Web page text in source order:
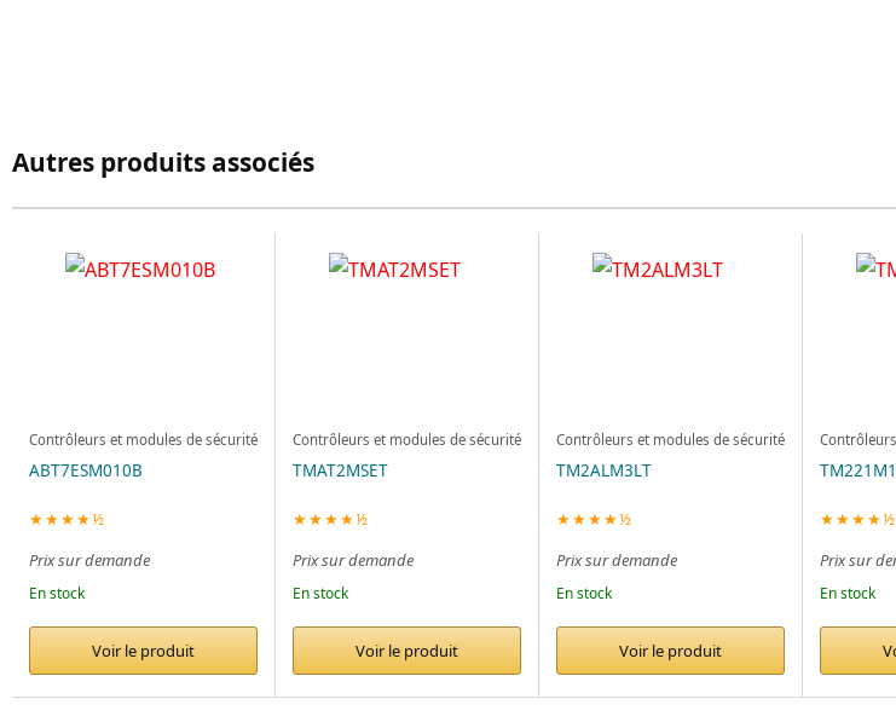
Autres produits associés
Contrôleurs et modules de sécurité
ABT7ESM010B
★★★★½
Prix sur demande
En stock
Voir le produit
Contrôleurs et modules de sécurité
TMAT2MSET
★★★★½
Prix sur demande
En stock
Voir le produit
Contrôleurs et modules de sécurité
TM2ALM3LT
★★★★½
Prix sur demande
En stock
Voir le produit
★★★★½
Prix sur
En stock